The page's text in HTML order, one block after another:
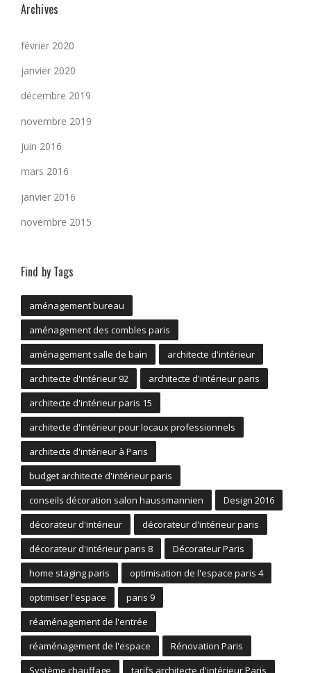
Archives
février 2020
janvier 2020
décembre 2019
novembre 2019
juin 2016
mars 2016
janvier 2016
novembre 2015
Find by Tags
aménagement bureau
aménagement des combles paris
aménagement salle de bain
architecte d'intérieur
architecte d'intérieur 92
architecte d'intérieur paris
architecte d'intérieur paris 15
architecte d'intérieur pour locaux professionnels
architecte d'intérieur à Paris
budget architecte d'intérieur paris
conseils décoration salon haussmannien
Design 2016
décorateur d'intérieur
décorateur d'intérieur paris
décorateur d'intérieur paris 8
Décorateur Paris
home staging paris
optimisation de l'espace paris 4
optimiser l'espace
paris 9
réaménagement de l'entrée
réaménagement de l'espace
Rénovation Paris
Système chauffage
tarifs architecte d'intérieur Paris